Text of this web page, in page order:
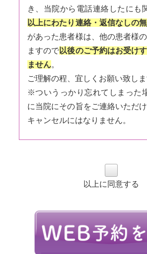
き、当院から電話連絡したにも
以上にわたり連絡・返信なしの
があった患者様は、他の患者様
ますので以後のご予約はお受け
ません。
ご理解の程、宜しくお願い致しま
※ついうっかり忘れてしまった
に当院にその旨をご連絡いただ
キャンセルにはなりません。
以上に同意する